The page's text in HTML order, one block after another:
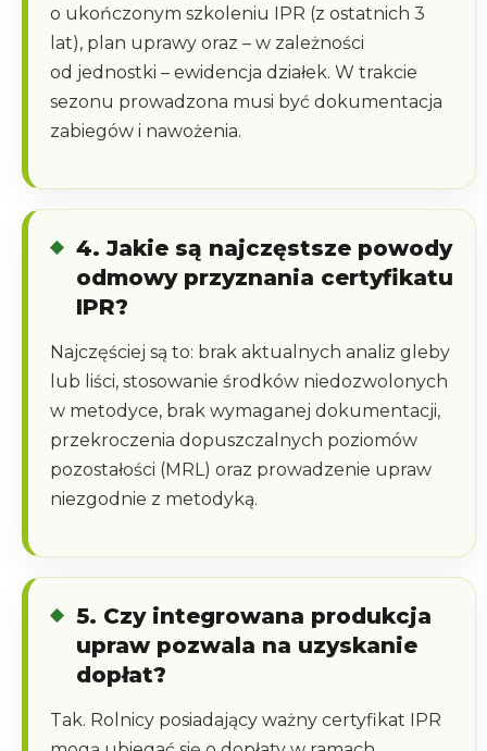
o ukończonym szkoleniu IPR (z ostatnich 3
lat), plan uprawy oraz – w zależności
od jednostki – ewidencja działek. W trakcie
sezonu prowadzona musi być dokumentacja
zabiegów i nawożenia.
4. Jakie są najczęstsze powody
odmowy przyznania certyfikatu
IPR?
Najczęściej są to: brak aktualnych analiz gleby
lub liści, stosowanie środków niedozwolonych
w metodyce, brak wymaganej dokumentacji,
przekroczenia dopuszczalnych poziomów
pozostałości (MRL) oraz prowadzenie upraw
niezgodnie z metodyką.
5. Czy integrowana produkcja
upraw pozwala na uzyskanie
dopłat?
Tak. Rolnicy posiadający ważny certyfikat IPR